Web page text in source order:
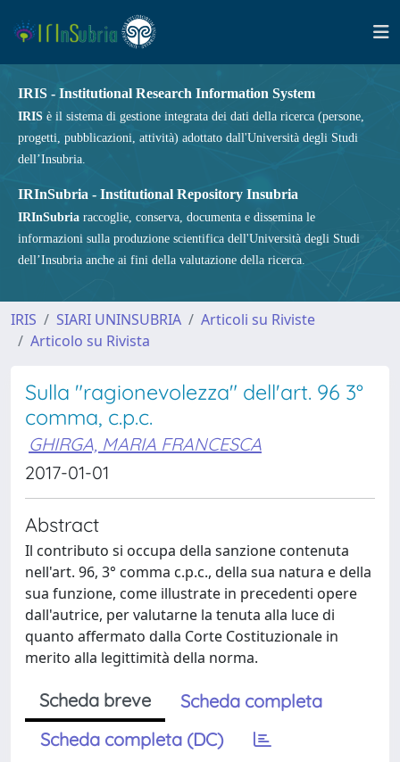
IRIS - Institutional Research Information System
IRIS è il sistema di gestione integrata dei dati della ricerca (persone,
progetti, pubblicazioni, attività) adottato dall'Università degli Studi
dell’Insubria.
IRInSubria - Institutional Repository Insubria
IRInSubria raccoglie, conserva, documenta e dissemina le
informazioni sulla produzione scientifica dell'Università degli Studi
dell’Insubria anche ai fini della valutazione della ricerca.
IRIS SIARI UNINSUBRIA
Articoli su Riviste
Articolo su Rivista
Sulla "ragionevolezza" dell'art. 96 3°
comma, c.p.c.
GHIRGA, MARIA FRANCESCA
2017-01-01
Abstract
Il contributo si occupa della sanzione contenuta
nell'art. 96, 3° comma c.p.c., della sua natura e della
sua funzione, come illustrate in precedenti opere
dall'autrice, per valutarne la tenuta alla luce di
quanto affermato dalla Corte Costituzionale in
merito alla legittimità della norma.
Scheda breve
Scheda completa
Scheda completa (DC)